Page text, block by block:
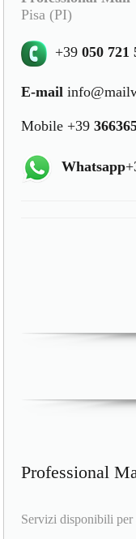
Pisa (PI)
+39050 721
E-mail
Mobile +39
Whatsapp
Professional
Servizi disponibili per